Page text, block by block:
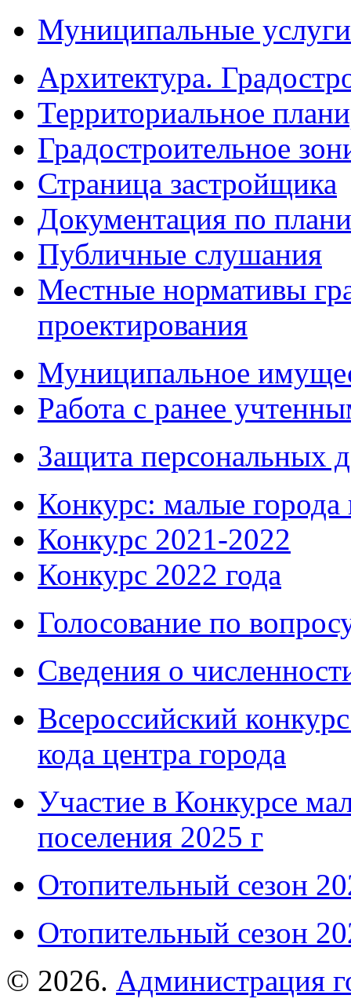
Муниципальные услуги
Архитектура.
Территориальное
Градостроительное
Страница застройщика
Документация по
Публичные слушания
Местные нормативы
проектирования
Муниципальное
Работа с ранее
Защита персональных
Конкурс: малые города
Конкурс 2021-2022
Конкурс 2022 года
Голосование по
Сведения о
Всероссийский
кода центра города
Участие в Конкурсе
поселения 2025 г
Отопительный сезон
Отопительный сезон
© 2026. Администрация